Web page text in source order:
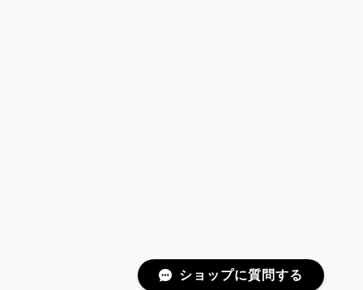
ショップに質問する